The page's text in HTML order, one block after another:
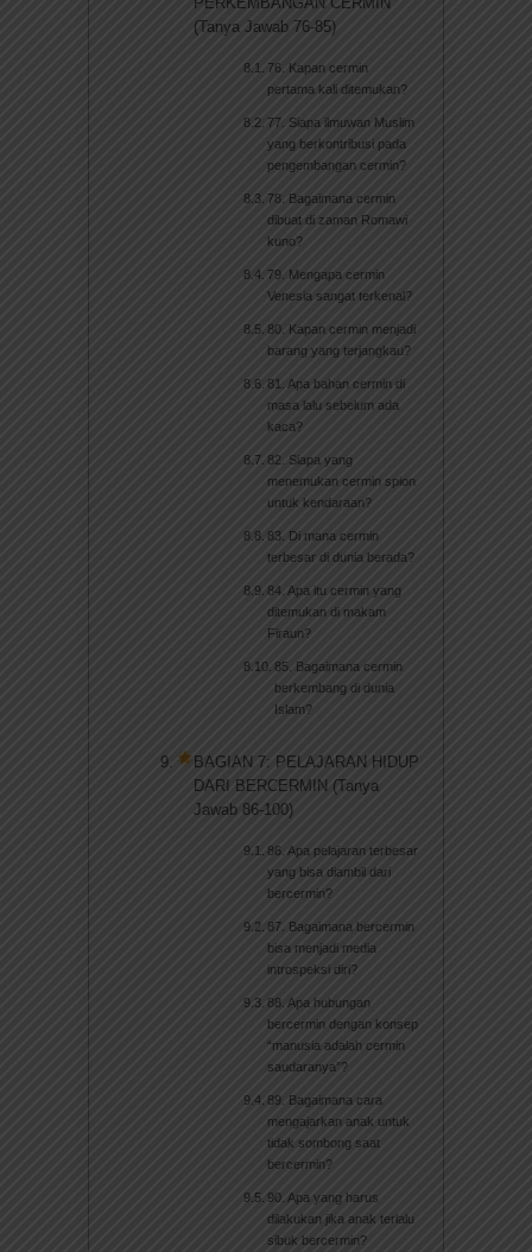
PERKEMBANGAN CERMIN
(Tanya Jawab 76-85)
76. Kapan cermin
pertama kali ditemukan?
77. Siapa ilmuwan Muslim
yang berkontribusi pada
pengembangan cermin?
78. Bagaimana cermin
dibuat di zaman Romawi
kuno?
79. Mengapa cermin
Venesia sangat terkenal?
80. Kapan cermin menjadi
barang yang terjangkau?
81. Apa bahan cermin di
masa lalu sebelum ada
kaca?
82. Siapa yang
menemukan cermin spion
untuk kendaraan?
83. Di mana cermin
terbesar di dunia berada?
84. Apa itu cermin yang
ditemukan di makam
Firaun?
85. Bagaimana cermin
berkembang di dunia
Islam?
BAGIAN 7: PELAJARAN HIDUP
DARI BERCERMIN (Tanya
Jawab 86-100)
86. Apa pelajaran terbesar
yang bisa diambil dari
bercermin?
87. Bagaimana bercermin
bisa menjadi media
introspeksi diri?
88. Apa hubungan
bercermin dengan konsep
“manusia adalah cermin
saudaranya”?
89. Bagaimana cara
mengajarkan anak untuk
tidak sombong saat
bercermin?
90. Apa yang harus
dilakukan jika anak terlalu
sibuk bercermin?